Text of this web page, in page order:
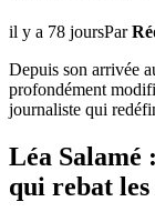
il y a 78 joursPar
Depuis son arrivée
profondément
journaliste qui
Léa
qui rebat